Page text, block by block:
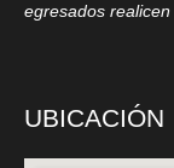
egresados
UBICACIÓN